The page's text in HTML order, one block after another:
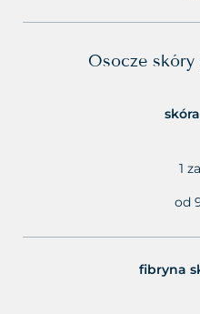
Osocze skóry
1
od
fibryna